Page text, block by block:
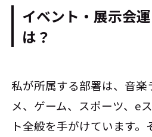
イベント・展示会
は？
私が所属する部署は、音楽
メ、ゲーム、スポーツ、e
ト全般を手がけています。